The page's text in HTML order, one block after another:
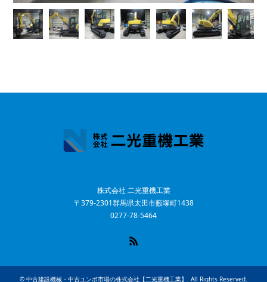
株式会社 二光重機工業
〒379-2301群馬県太田市藪塚町1438
0277-78-5464
© 中古建設機械・中古ユンボ市場の株式会社【二光重機工業】 . All Rights Reserved.